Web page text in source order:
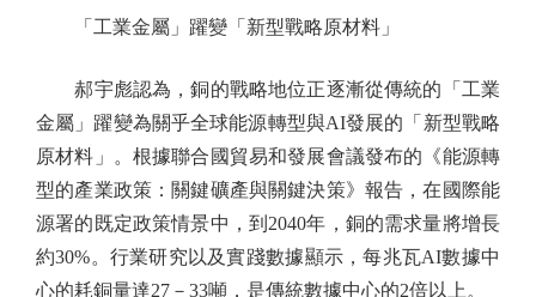
「工業金屬」躍變「新型戰略原材料」
郝宇彪認為，銅的戰略地位正逐漸從傳統的「工業
金屬」躍變為關乎全球能源轉型與AI發展的「新型戰略
原材料」。根據聯合國貿易和發展會議發布的《能源轉
型的產業政策：關鍵礦產與關鍵決策》報告，在國際能
源署的既定政策情景中，到2040年，銅的需求量將增長
約30%。行業研究以及實踐數據顯示，每兆瓦AI數據中
心的耗銅量達27－33噸，是傳統數據中心的2倍以上。